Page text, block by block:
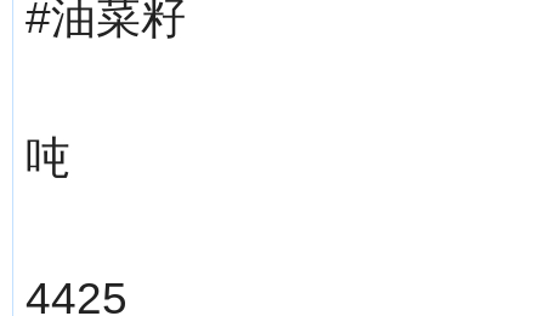
#油菜籽
吨
4425